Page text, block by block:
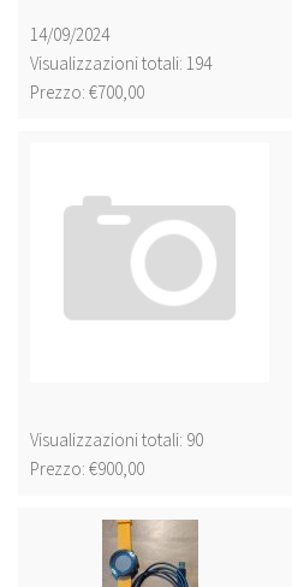
14/09/2024
Visualizzazioni totali: 194
Prezzo: €700,00
Visualizzazioni totali: 90
Prezzo: €900,00